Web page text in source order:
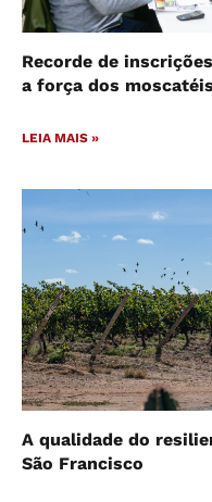
Recorde de
a força dos
LEIA MAIS »
A qualidade do
São Francisco